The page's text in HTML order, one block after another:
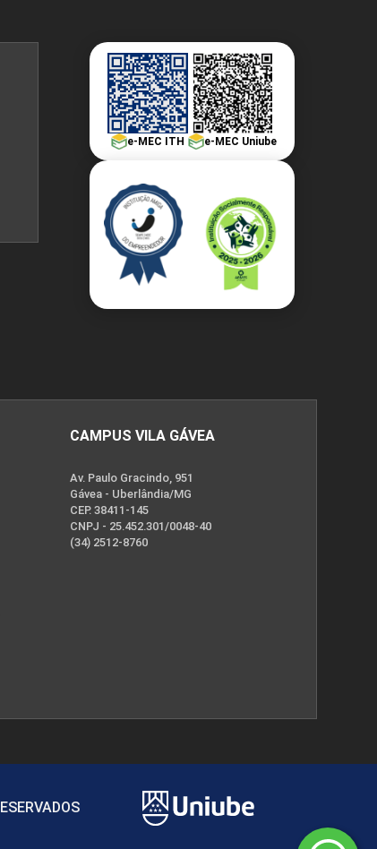
e-MEC ITH e-MEC Uniube
CAMPUS VILA GÁVEA
Av. Paulo Gracindo, 951
Gávea - Uberlândia/MG
CEP. 38411-145
CNPJ - 25.452.301/0048-40
(34) 2512-8760